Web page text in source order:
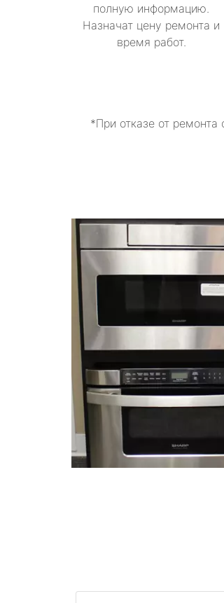
полную информацию.
Назначат цену ремонта и
время работ.
*При отказе от ремонта